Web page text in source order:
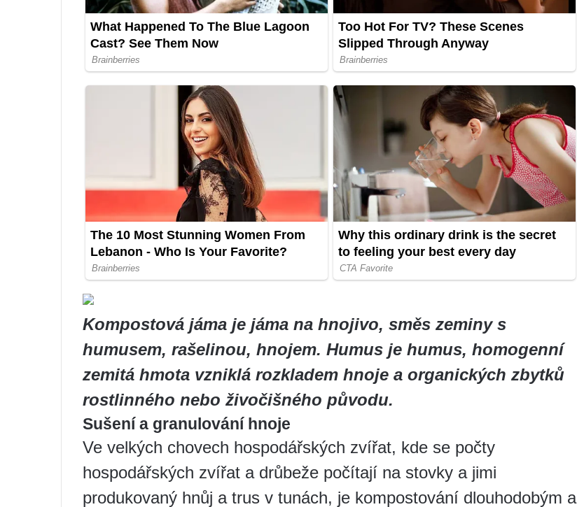
Kompostová jáma je jáma na hnojivo, směs zeminy s
humusem, rašelinou, hnojem. Humus je humus, homogenní
zemitá hmota vzniklá rozkladem hnoje a organických zbytků
rostlinného nebo živočišného původu.
Sušení a granulování hnoje
Ve velkých chovech hospodářských zvířat, kde se počty
hospodářských zvířat a drůbeže počítají na stovky a jimi
produkovaný hnůj a trus v tunách, je kompostování dlouhodobým a